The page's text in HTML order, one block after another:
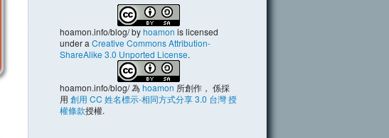
hoamon.info/blog/byhoamon is licensed
under a Creative Commons Attribution-
ShareAlike 3.0 Unported License.
hoamon.info/blog/為hoamon 所創作， 係採
用 創用 CC 姓名標示-相同方式分享 3.0 台灣 授
權條款授權.